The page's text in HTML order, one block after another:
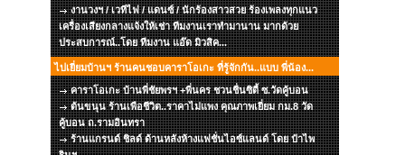
งานวงฯ / เวทีไฟ / แดนซ์ / นักร้องสาวสวย ร้องเพลงทุกแนว
เครื่องเสียงกลางแจ้งให้เช่า ทีมงานเราทำมานาน มากด้วย
ประสบการณ์..โดย ทีมงาน แอ๊ด มิวสิค...
ไปเยี่ยมบ้านฯ ร้านคนชอบคาราโอเกะ ที่รู้จักกัน..แบบ พี่น้อง...
คาราโอเกะ บ้านพี่ชัยพรฯ +พี่นคร ชวนชื่นซิตี้ ซ.วัดคู้บอน
ต้นขนุน ร้านเพือชีวิต..ราคาไม่แพง คุณภาพเยี่ยม กม.8 วัด
คู้บอน ถ.รามอินทรา
ร้านแกรนด์ ชิลด์ ด้านหลังห้างแฟชั่นไอซ์แลนด์ โดย ป๋าไพ